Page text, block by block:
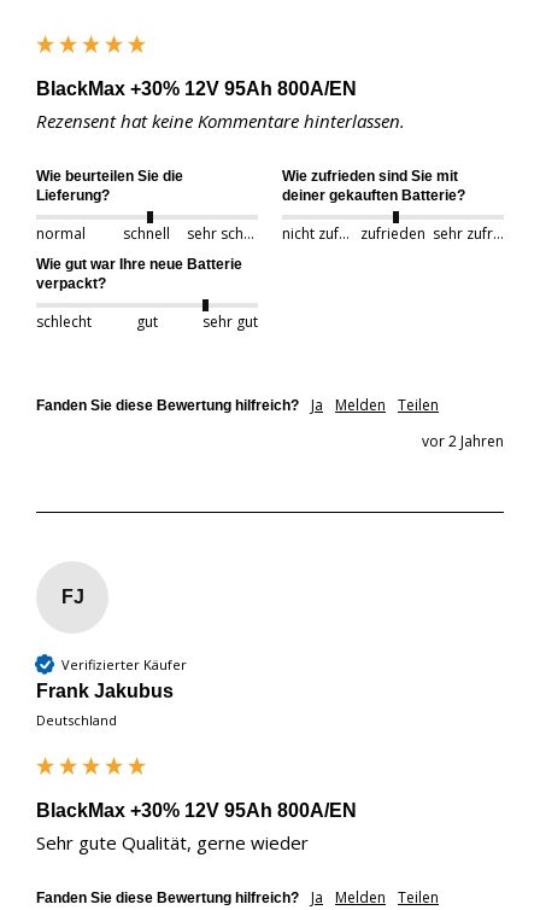
BlackMax +30% 12V 95Ah 800A/EN
Rezensent hat keine Kommentare hinterlassen.
Wie beurteilen Sie die
Lieferung?
normal schnell sehr schnell
Wie zufrieden sind Sie mit
deiner gekauften Batterie?
nicht zufrieden zufrieden sehr zufrieden
Wie gut war Ihre neue Batterie
verpackt?
schlecht gut sehr gut
Fanden Sie diese Bewertung hilfreich? Ja Melden
Teilen
vor 2 Jahren
FJ
Verifizierter Käufer
Frank Jakubus
Deutschland
BlackMax +30% 12V 95Ah 800A/EN
Sehr gute Qualität, gerne wieder
Fanden Sie diese Bewertung hilfreich? Ja Melden
Teilen